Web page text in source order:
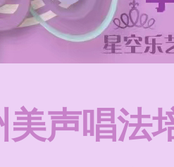
美声唱法